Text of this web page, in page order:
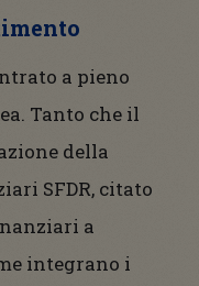
a pieno
Tanto che il
della
SFDR, citato
a
integrano i